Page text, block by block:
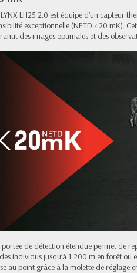
LYNX LH25 2.0 est équipé d’un capteur
exceptionnelle (NETD < 20 mK).
des images optimales et des
portée de détection étendue permet de
individus jusqu’à 1 200 m en forêt ou
au point grâce à la molette de réglage